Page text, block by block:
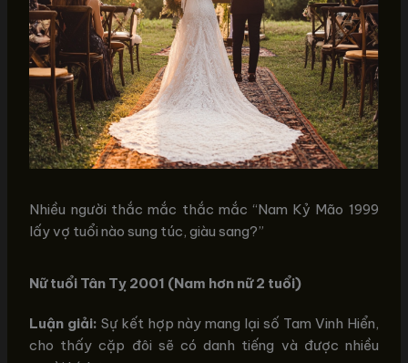
Nhiều người thắc mắc thắc mắc “Nam Kỷ Mão 1999
lấy vợ tuổi nào sung túc, giàu sang?”
Nữ tuổi Tân Tỵ 2001 (Nam hơn nữ 2 tuổi)
Luận giải: Sự kết hợp này mang lại số Tam Vinh Hiển,
cho thấy cặp đôi sẽ có danh tiếng và được nhiều